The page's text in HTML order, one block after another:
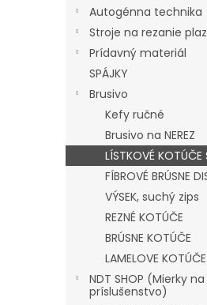
Autogénna technika
Stroje na rezanie
Prídavný materiál
SPÁJKY
Brusivo
Kefy ručné
Brusivo na NEREZ
LÍSTKOVÉ
FÍBROVÉ BRÚSNE
VÝSEK, suchý zips
REZNÉ KOTÚČE
BRÚSNE KOTÚČE
LAMELOVE KOTÚČE
NDT SHOP (Mierky
príslušenstvo)